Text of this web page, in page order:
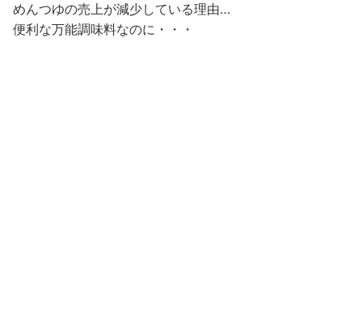
めんつゆの売上が減少している理由…
便利な万能調味料なのに・・・